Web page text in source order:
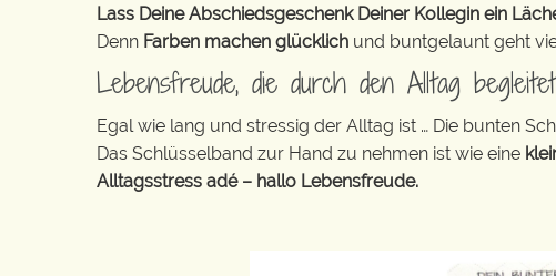
Lass Deine Abschiedsgeschenk Deiner Kollegin ein
Denn Farben machen glücklich und buntgelaunt geht
Lebensfreude, die durch den Alltag begleitet
Egal wie lang und stressig der Alltag ist … Die bunten
Das Schlüsselband zur Hand zu nehmen ist wie eine
Alltagsstress adé – hallo Lebensfreude.